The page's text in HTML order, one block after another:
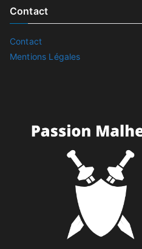
Contact
Contact
Mentions Légales